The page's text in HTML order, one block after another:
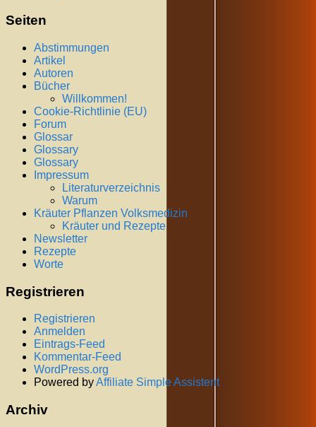
Seiten
Abstimmungen
Artikel
Autoren
Bücher
Willkommen!
Cookie-Richtlinie (EU)
Forum
Glossar
Glossary
Glossary
Impressum
Literaturverzeichnis
Warum
Kräuter Pflanzen Volksmedizin
Kräuter und Rezepte
Newsletter
Rezepte
Worte
Registrieren
Registrieren
Anmelden
Eintrags-Feed
Kommentar-Feed
WordPress.org
Powered byAffiliate Simple Assistent
Archiv